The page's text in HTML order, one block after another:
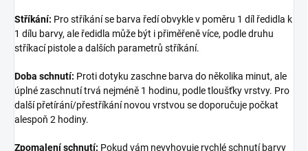
Stříkání: Pro stříkání se barva ředí obvykle v poměru 1 díl ředidla k
1 dílu barvy, ale ředidla může být i přiměřeně více, podle druhu
stříkací pistole a dalších parametrů stříkání.
Doba schnutí: Proti dotyku zaschne barva do několika minut, ale
úplné zaschnutí trvá nejméně 1 hodinu, podle tloušťky vrstvy. Pro
další přetírání/přestříkání novou vrstvou se doporučuje počkat
alespoň 2 hodiny.
Zpomalení schnutí: Pokud vám nevyhovuje rychlé schnutí barvy